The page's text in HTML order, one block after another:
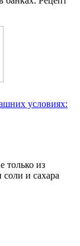
условиях:
только из
и сахара